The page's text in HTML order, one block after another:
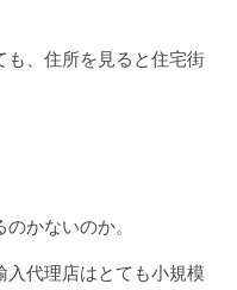
も、住所を見ると住宅街
かないのか。
代理店はとても小規模